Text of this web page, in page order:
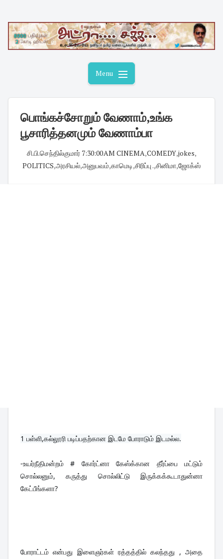
content
Menu
பொங்கச்சோறும் வேணாம்,உங்க
பூசாரித்தனமும் வேணாம்பா
சி.பி.செந்தில்குமார்· 7:30:00 AM CINEMA,COMEDY,jokes,
POLITICS,அரசியல்,அனுபவம்,காமெடி,சிரிப்பு .,சினிமா,ஜோக்ஸ்
1 பள்ளி,கல்லூரி படிப்பதற்கான இடமே போராடும் இடமல்ல.
-உயர்நீதிமன்றம் # கோர்ட்னா கேஸ்க்கான தீர்ப்பை மட்டும்
சொல்லனும், கருத்து சொல்லிட்டு இருக்கக்கூடாதுன்னா
கேட்பீங்களா?
போராட்டம் என்பது இளைஞர்கள் ரத்தத்தில் கலந்தது , அதை